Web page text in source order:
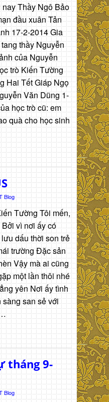
Thầy Ngô Bảo
đầu xuân Tản
17-2-2014 Gia
thầy Nguyễn
của Nguyễn
trò Kiến Tường
Hai Tết Giáp Ngọ
Văn Dũng 1-
học trò cũ: em
quà cho học sinh
Blog
Tường Tôi mến,
vì nơi ấy có
dấu thời son trẻ
trường Đặc sản
Vậy mà ai cũng
một lần thôi nhé
yên Nơi ấy tình
san sẻ với
tháng 9-
Blog